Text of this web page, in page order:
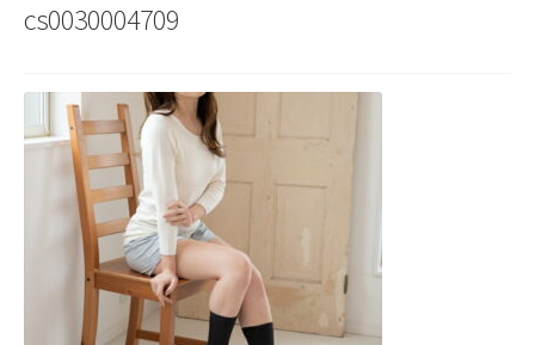
ン
ッ
ス
ギフトカタログ（ユニバース）
gold-form
CF Dashboard
CF User Registration
CF campaign form
CF Listing Page
cs0030004709